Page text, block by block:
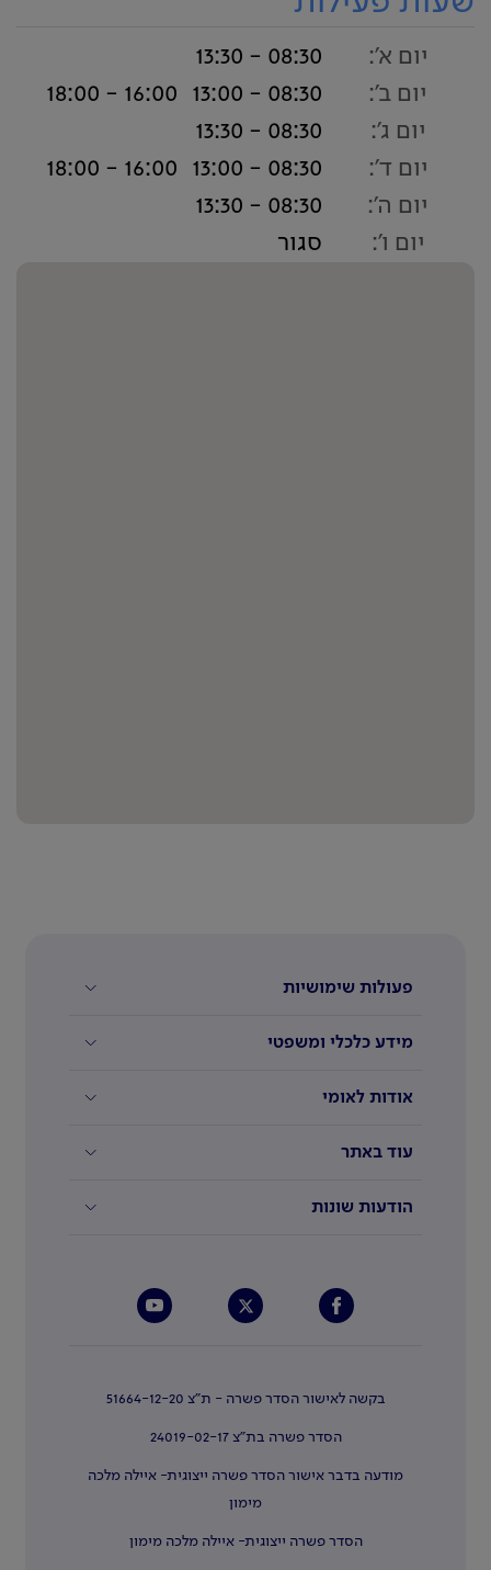
יום א':
08:30 - 13:30
יום ב':
08:30 - 13:00
16:00 - 18:00
יום ג':
08:30 - 13:30
יום ד':
08:30 - 13:00
16:00 - 18:00
יום ה':
08:30 - 13:30
יום ו':
סגור
פעולות שימושיות
מידע כלכלי ומשפטי
אודות לאומי
עוד באתר
הודעות שונות
בקשה לאישור הסדר פשרה - ת"צ 51664-12-20
הסדר פשרה בת"צ 24019-02-17
מודעה בדבר אישור הסדר פשרה ייצוגית- איילה מלכה
מימון
הסדר פשרה ייצוגית- איילה מלכה מימון